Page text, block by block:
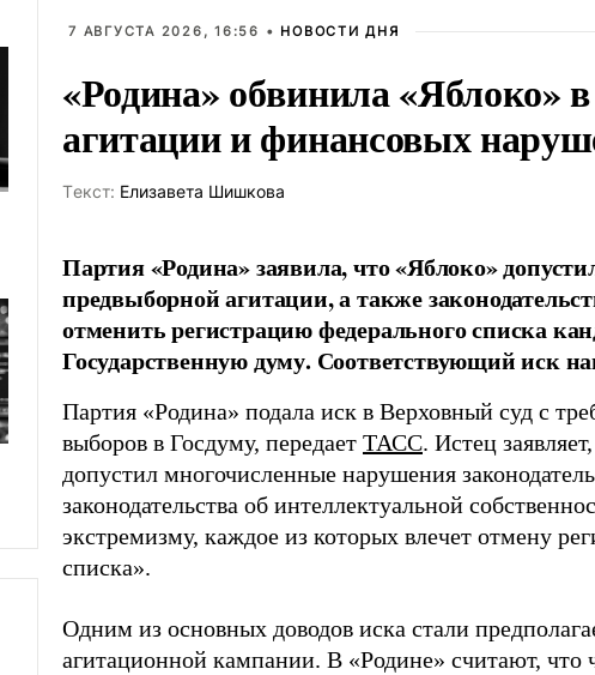
7 АВГУСТА 2026, 16:56 • НОВОСТИ ДНЯ
«Родина» обвинила «Яблоко»
агитации и финансовых
Tекст: Елизавета Шишкова
Партия «Родина» заявила, что «Яблоко»
предвыборной агитации, а также
отменить регистрацию федерального списка
Государственную думу. Соответствующий иск
Партия «Родина» подала иск в Верховный суд с
выборов в Госдуму, передает ТАСС. Истец
допустил многочисленные нарушения
законодательства об интеллектуальной
экстремизму, каждое из которых влечет отмену
списка».
Одним из основных доводов иска стали
агитационной кампании. В «Родине» считают, что